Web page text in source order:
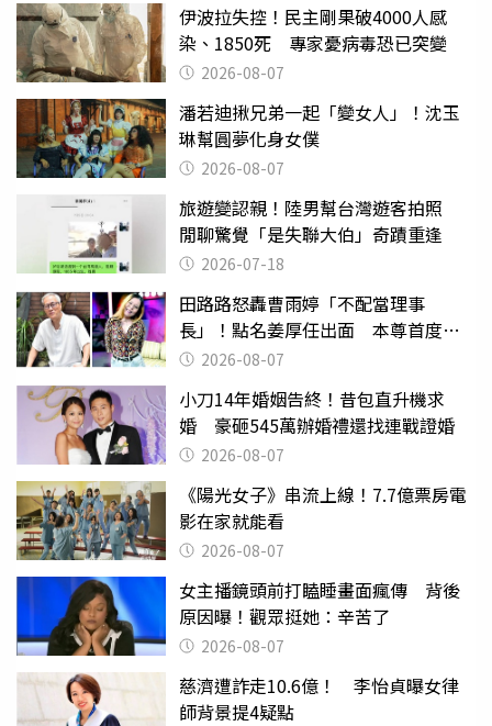
伊波拉失控！民主剛果破4000人感
染、1850死 專家憂病毒恐已突變
2026-08-07
潘若迪揪兄弟一起「變女人」！沈玉
琳幫圓夢化身女僕
2026-08-07
旅遊變認親！陸男幫台灣遊客拍照
閒聊驚覺「是失聯大伯」奇蹟重逢
2026-07-18
田路路怒轟曹雨婷「不配當理事
長」！點名姜厚任出面 本尊首度回
應了2026-08-07
小刀14年婚姻告終！昔包直升機求
婚 豪砸545萬辦婚禮還找連戰證婚
2026-08-07
《陽光女子》串流上線！7.7億票房電
影在家就能看
2026-08-07
女主播鏡頭前打瞌睡畫面瘋傳 背後
原因曝！觀眾挺她：辛苦了
2026-08-07
慈濟遭詐走10.6億！ 李怡貞曝女律
師背景提4疑點